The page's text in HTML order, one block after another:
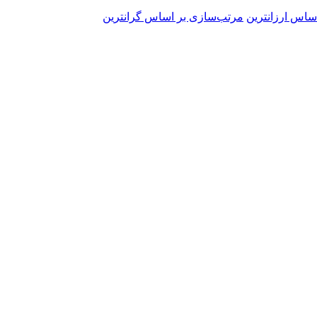
ارزانترین مرتب‌سازی بر اساس گرانترین